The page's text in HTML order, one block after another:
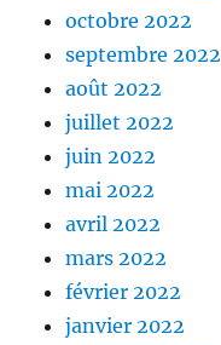
octobre 2022
septembre 2022
août 2022
juillet 2022
juin 2022
mai 2022
avril 2022
mars 2022
février 2022
janvier 2022